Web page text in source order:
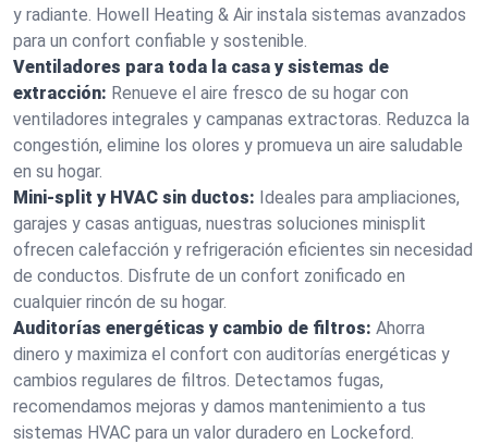
y radiante. Howell Heating & Air instala sistemas avanzados
para un confort confiable y sostenible.
Ventiladores para toda la casa y sistemas de
extracción: Renueve el aire fresco de su hogar con
ventiladores integrales y campanas extractoras. Reduzca la
congestión, elimine los olores y promueva un aire saludable
en su hogar.
Mini-split y HVAC sin ductos: Ideales para ampliaciones,
garajes y casas antiguas, nuestras soluciones minisplit
ofrecen calefacción y refrigeración eficientes sin necesidad
de conductos. Disfrute de un confort zonificado en
cualquier rincón de su hogar.
Auditorías energéticas y cambio de filtros: Ahorra
dinero y maximiza el confort con auditorías energéticas y
cambios regulares de filtros. Detectamos fugas,
recomendamos mejoras y damos mantenimiento a tus
sistemas HVAC para un valor duradero en Lockeford.